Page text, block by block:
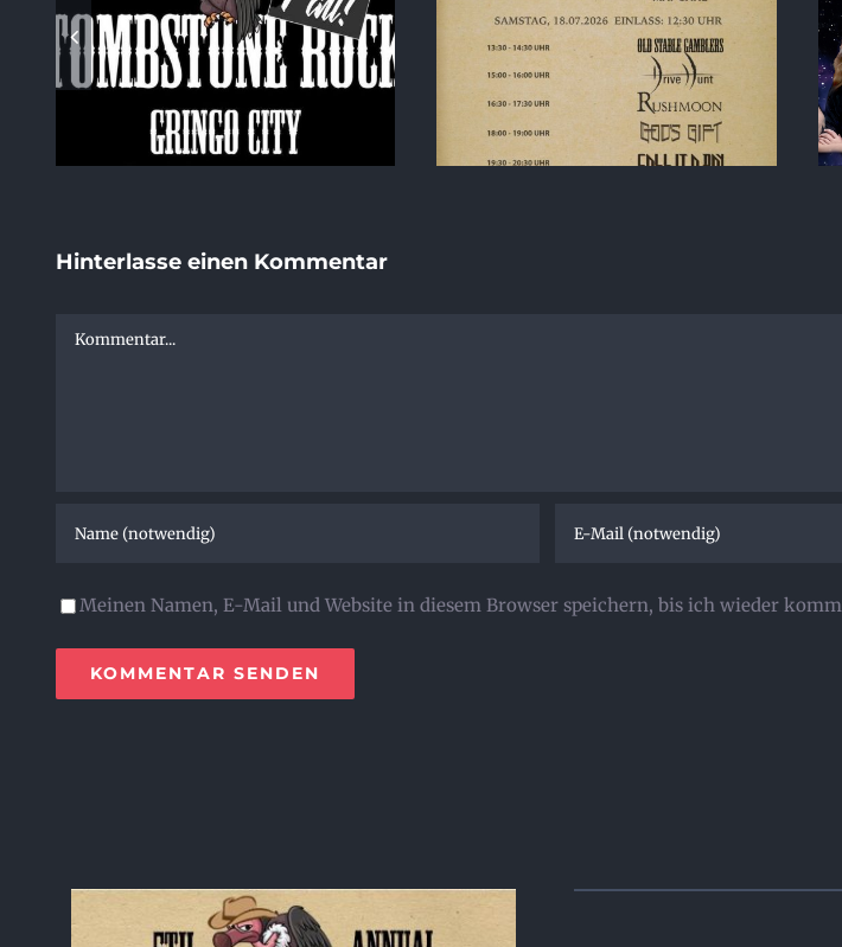
Running Order 2026
Special Album Release
Show at Tombstone Rock!
Hinterlasse einen Kommentar
Kommentar
Meinen Namen, E-Mail und Website in diesem Browser speichern, bis ich wieder